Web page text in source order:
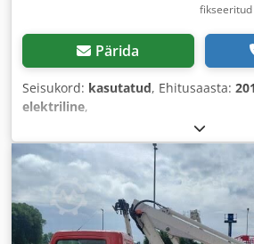
fikseeritud
Pärida
Seisukord: kasutatud, Ehitusaasta:
elektriline,